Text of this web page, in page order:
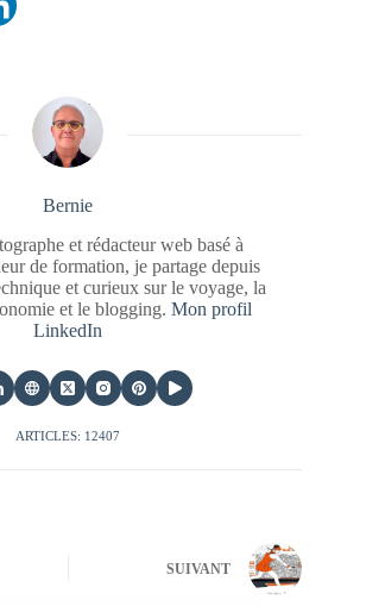
Bernie
et rédacteur web basé à
de formation, je partage depuis
et curieux sur le voyage, la
et le blogging. Mon profil
LinkedIn
ARTICLES: 12407
SUIVANT